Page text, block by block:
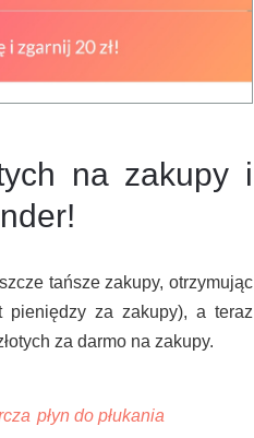
na zakupy i
tańsze zakupy, otrzymując
pieniędzy za zakupy), a teraz
za darmo na zakupy.
płyn do płukania